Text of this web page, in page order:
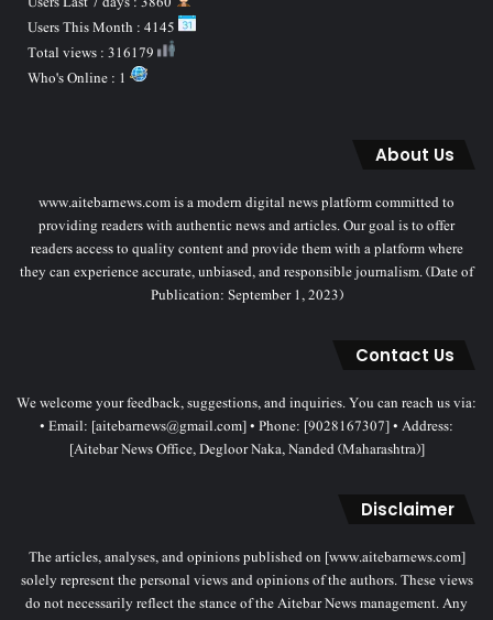
About Us
www.aitebarnews.com is a modern digital news platform committed to
providing readers with authentic news and articles. Our goal is to offer
readers access to quality content and provide them with a platform where
they can experience accurate, unbiased, and responsible journalism. (Date of
Publication: September 1, 2023)
Contact Us
We welcome your feedback, suggestions, and inquiries. You can reach us via:
• Email: [aitebarnews@gmail.com] • Phone: [9028167307] • Address:
[Aitebar News Office, Degloor Naka, Nanded (Maharashtra)]
Disclaimer
The articles, analyses, and opinions published on [www.aitebarnews.com]
solely represent the personal views and opinions of the authors. These views
do not necessarily reflect the stance of the Aitebar News management. Any